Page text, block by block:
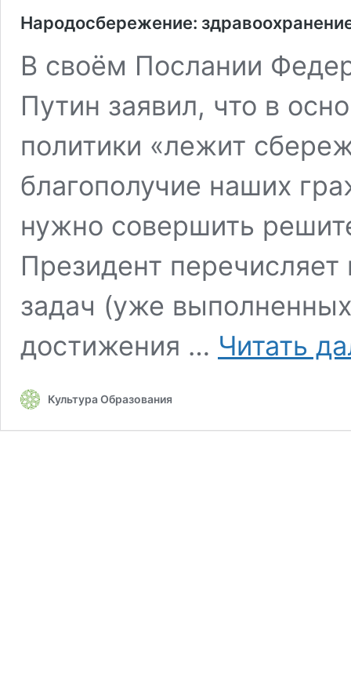
Народосбережение:
В своём Послании
Путин заявил, что в
политики «лежит
благополучие наших
нужно совершить
Президент
задач (уже
достижения … Читать
Культура Образования